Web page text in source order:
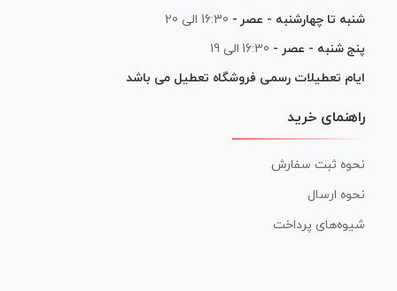
شنبه تا چهارشنبه - عصر - 16:30 الی 20
پنج شنبه - عصر - 16:30 الی 19
ایام تعطیلات رسمی فروشگاه تعطیل می باشد
راهنمای خرید
نحوه ثبت سفارش
نحوه ارسال
شیوه‌های پرداخت